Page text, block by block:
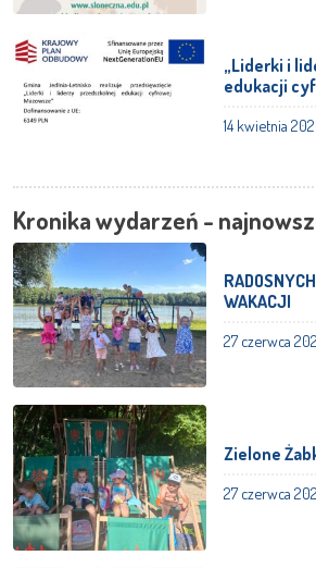
„Liderki i
edukacji
14 kwietnia
Kronika wydarzeń -
WAKACJI
27 czerwca
Zielone
27 czerwca